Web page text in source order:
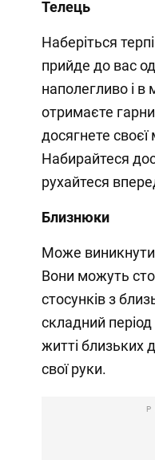
Телець
Наберіться
прийде до вас
наполегливо і
отримаєте
досягнете
Набирайтеся
рухайтеся
Близнюки
Може виникнути
Вони можуть
стосунків з
складний
житті близьких
свої руки.